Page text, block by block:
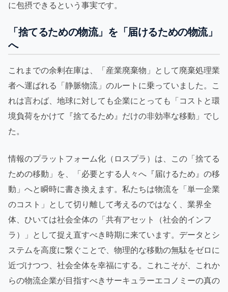
に包摂できるという事実です。
「捨てるための物流」を「届けるための物流」
へ
これまでの余剰在庫は、「産業廃棄物」として廃棄処理業
者へ運ばれる「静脈物流」のルートに乗っていました。こ
れは言わば、地球に対しても企業にとっても「コストと環
境負荷をかけて『捨てるため』だけの非効率な移動」でし
た。
情報のプラットフォーム化（ロスプラ）は、この「捨てる
ための移動」を、「必要とする人々へ『届けるため』の移
動」へと瞬時に書き換えます。私たちは物流を「単一企業
のコスト」として切り離して考えるのではなく、業界全
体、ひいては社会全体の「共有アセット（社会的インフ
ラ）」として捉え直すべき時期に来ています。データとシ
ステムを高度に繋ぐことで、物理的な移動の無駄をゼロに
近づけつつ、社会全体を幸福にする。これこそが、これか
らの物流企業が目指すべきサーキュラーエコノミーの真の